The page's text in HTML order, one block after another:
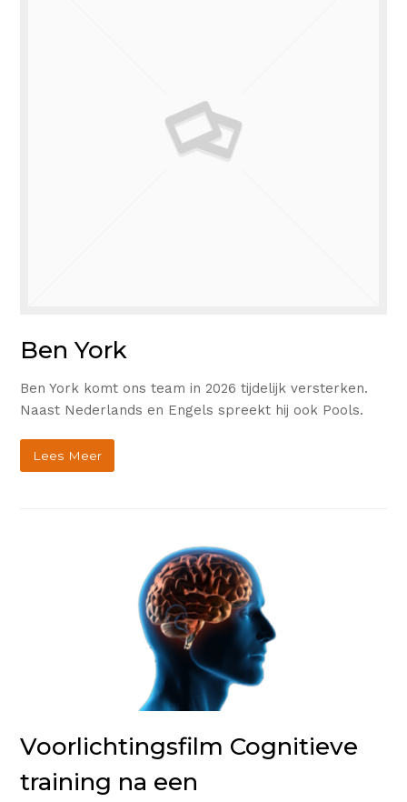
Ben York
Ben York komt ons team in 2026 tijdelijk versterken.
Naast Nederlands en Engels spreekt hij ook Pools.
Lees Meer
Voorlichtingsfilm Cognitieve
training na een